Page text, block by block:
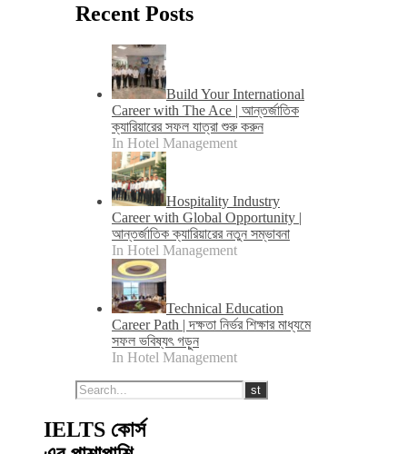
Recent Posts
Build Your International
Career with The Ace | আন্তর্জাতিক
ক্যারিয়ারের সফল যাত্রা শুরু করুন
In Hotel Management
Hospitality Industry
Career with Global Opportunity |
আন্তর্জাতিক ক্যারিয়ারের নতুন সম্ভাবনা
In Hotel Management
Technical Education
Career Path | দক্ষতা নির্ভর শিক্ষার মাধ্যমে
সফল ভবিষ্যৎ গড়ুন
In Hotel Management
IELTS কোর্স